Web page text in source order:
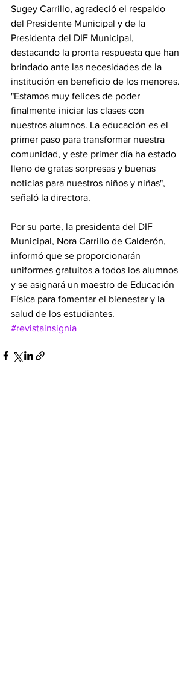
Sugey Carrillo, agradeció el respaldo
del Presidente Municipal y de la
Presidenta del DIF Municipal,
destacando la pronta respuesta que han
brindado ante las necesidades de la
institución en beneficio de los menores.
"Estamos muy felices de poder
finalmente iniciar las clases con
nuestros alumnos. La educación es el
primer paso para transformar nuestra
comunidad, y este primer día ha estado
lleno de gratas sorpresas y buenas
noticias para nuestros niños y niñas",
señaló la directora.
Por su parte, la presidenta del DIF
Municipal, Nora Carrillo de Calderón,
informó que se proporcionarán
uniformes gratuitos a todos los alumnos
y se asignará un maestro de Educación
Física para fomentar el bienestar y la
salud de los estudiantes.
#revistainsignia